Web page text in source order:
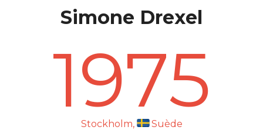
Simone Drexel
1975
Stockholm, Suède